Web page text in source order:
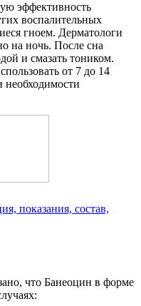
эффективность
воспалительных
гноем. Дерматологи
на ночь. После сна
и смазать тоником.
от 7 до 14
необходимости
показания, состав,
что Банеоцин в форме